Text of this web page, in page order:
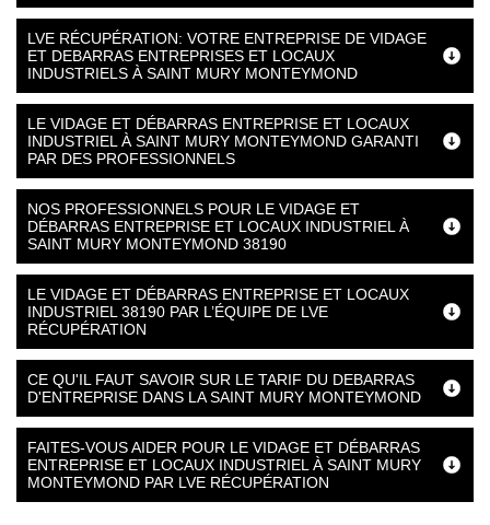
LVE RÉCUPÉRATION: VOTRE ENTREPRISE DE VIDAGE
ET DEBARRAS ENTREPRISES ET LOCAUX
INDUSTRIELS À SAINT MURY MONTEYMOND
LE VIDAGE ET DÉBARRAS ENTREPRISE ET LOCAUX
INDUSTRIEL À SAINT MURY MONTEYMOND GARANTI
PAR DES PROFESSIONNELS
NOS PROFESSIONNELS POUR LE VIDAGE ET
DÉBARRAS ENTREPRISE ET LOCAUX INDUSTRIEL À
SAINT MURY MONTEYMOND 38190
LE VIDAGE ET DÉBARRAS ENTREPRISE ET LOCAUX
INDUSTRIEL 38190 PAR L’ÉQUIPE DE LVE
RÉCUPÉRATION
CE QU'IL FAUT SAVOIR SUR LE TARIF DU DEBARRAS
D'ENTREPRISE DANS LA SAINT MURY MONTEYMOND
FAITES-VOUS AIDER POUR LE VIDAGE ET DÉBARRAS
ENTREPRISE ET LOCAUX INDUSTRIEL À SAINT MURY
MONTEYMOND PAR LVE RÉCUPÉRATION